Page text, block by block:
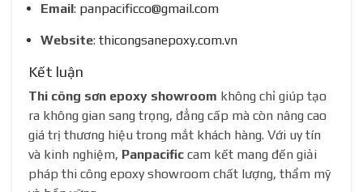
Email: panpacificco@gmail.com
Website: thicongsanepoxy.com.vn
Kết luận
Thi công sơn epoxy showroom không chỉ giúp tạo
ra không gian sang trọng, đẳng cấp mà còn nâng cao
giá trị thương hiệu trong mắt khách hàng. Với uy tín
và kinh nghiệm, Panpacific cam kết mang đến giải
pháp thi công epoxy showroom chất lượng, thẩm mỹ